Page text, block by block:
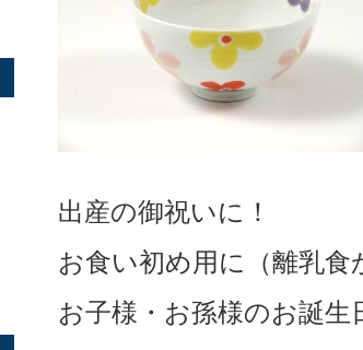
出産の御祝いに！
お食い初め用に（離乳
お子様・お孫様のお誕生